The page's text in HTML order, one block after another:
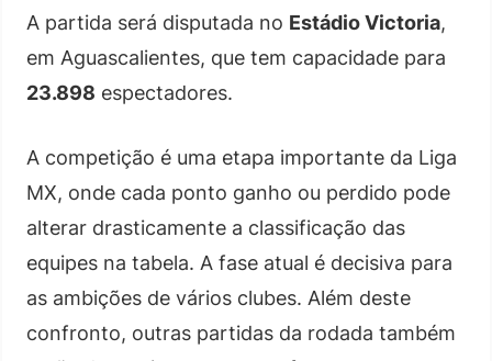
A partida será disputada no Estádio Victoria,
em Aguascalientes, que tem capacidade para
23.898 espectadores.
A competição é uma etapa importante da Liga
MX, onde cada ponto ganho ou perdido pode
alterar drasticamente a classificação das
equipes na tabela. A fase atual é decisiva para
as ambições de vários clubes. Além deste
confronto, outras partidas da rodada também